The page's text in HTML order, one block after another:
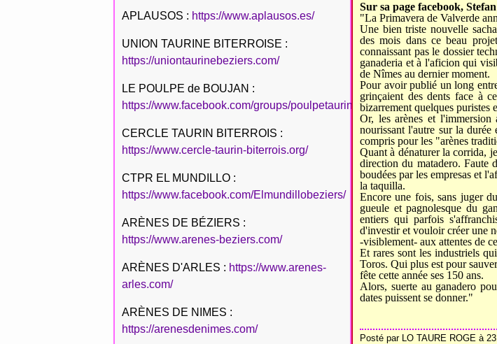
APLAUSOS : https://www.aplausos.es/
UNION TAURINE BITERROISE :
https://uniontaurinebeziers.com/
LE POULPE de BOUJAN :
https://www.facebook.com/groups/poulpetaurinboujan/
CERCLE TAURIN BITERROIS :
https://www.cercle-taurin-biterrois.org/
CTPR EL MUNDILLO :
https://www.facebook.com/Elmundillobeziers/
ARÈNES DE BÉZIERS :
https://www.arenes-beziers.com/
ARÈNES D'ARLES : https://www.arenes-
arles.com/
ARÈNES DE NIMES :
https://arenesdenimes.com/
Sur sa page facebook,
"La Primavera de Valverde
Une bien triste nouvelle
des mois dans ce beau
connaissant pas le dossier
ganaderia et à l'aficion qui
de Nîmes au dernier moment.
Pour avoir publié un long
grinçaient des dents face à
bizarrement quelques puristes
Or, les arènes et
nourissant l'autre sur la
compris pour les "arènes
Quant à dénaturer la corrida,
direction du matadero. Faute
boudées par les empresas et
la taquilla.
Encore une fois, sans juger
gueule et pagnolesque du
entiers qui parfois
d'investir et vouloir créer une
-visiblement- aux attentes de
Et rares sont les industriels
Toros. Qui plus est pour
fête cette année ses 150 ans.
Alors, suerte au ganadero
dates puissent se donner."
Posté par LO TAURE ROGE à